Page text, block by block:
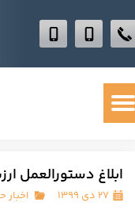
ابلاغ دستورالعمل
۲۷ دی ۱۳۹۹ اخبار